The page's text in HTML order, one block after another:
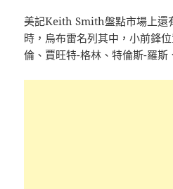
美記Keith Smith盤點市場上還
時，烏布雷名列其中，小前鋒
倫、賈旺特-格林、特倫斯-羅斯